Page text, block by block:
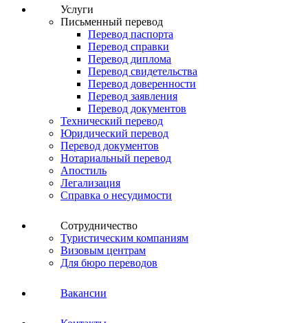
Услуги
Письменный перевод
Перевод паспорта
Перевод справки
Перевод диплома
Перевод свидетельства
Перевод доверенности
Перевод заявления
Перевод документов
Технический перевод
Юридический перевод
Перевод документов
Нотариальный перевод
Апостиль
Легализация
Справка о несудимости
Сотрудничество
Туристическим компаниям
Визовым центрам
Для бюро переводов
Вакансии